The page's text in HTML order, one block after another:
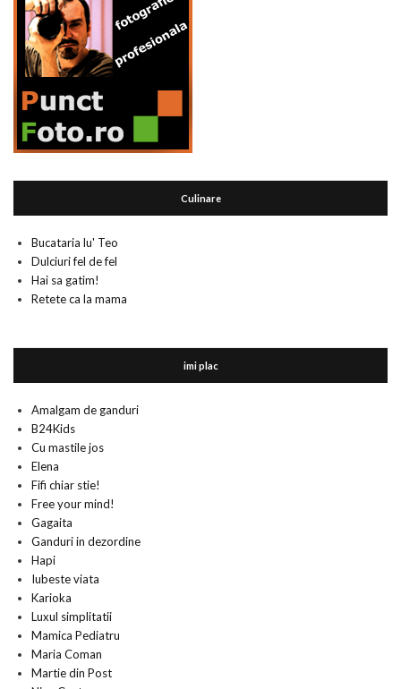
Culinare
Bucataria lu' Teo
Dulciuri fel de fel
Hai sa gatim!
Retete ca la mama
imi plac
Amalgam de ganduri
B24Kids
Cu mastile jos
Elena
Fifi chiar stie!
Free your mind!
Gagaita
Ganduri in dezordine
Hapi
Iubeste viata
Karioka
Luxul simplitatii
Mamica Pediatru
Maria Coman
Martie din Post